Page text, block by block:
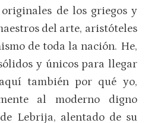
de los griegos y
del arte, aristóteles
de toda la nación. He,
y únicos para llegar
también por qué yo,
al moderno digno
Lebrija, alentado de su